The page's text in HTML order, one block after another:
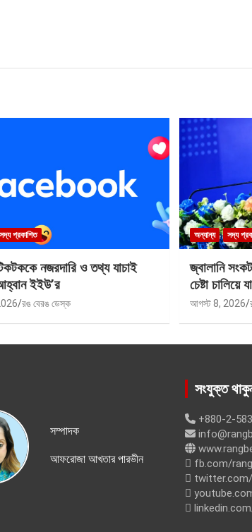
সদ্য প্রকাশিত
নজরদারি ও তথ্য যাচাই
ইইউ’র
রঙ বেরঙ ডেস্ক
অন্যান্য সদ্য
জ্বালানি
চেষ্টা চালিয়ে
আগস্ট 8, 2026
সম্পাদক
আফরোজা আখতার পারভীন
সংযুক্ত
+880-2-
fb.com/